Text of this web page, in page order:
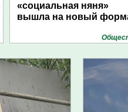
«социальная няня»
вышла на новый